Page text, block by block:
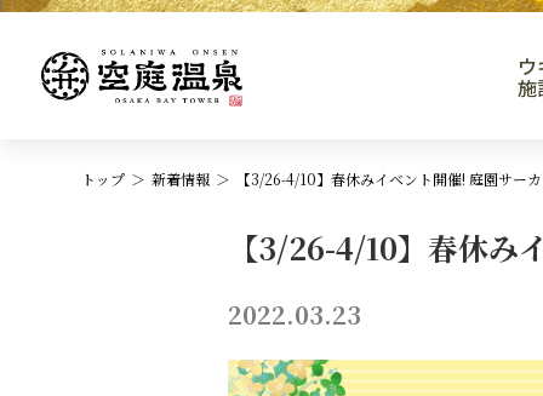
施
トップ 新着情報 【3/26-4/10】春休みイベント開催! 庭園サー
【3/26-4/10】春休み
2022.03.23